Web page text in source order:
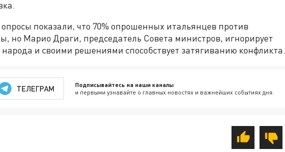
показали, что 70% опрошенных итальянцев против
но Марио Драги, председатель Совета министров, игнорирует
народа и своими решениями способствует затягиванию конфликта.
ТЕЛЕГРАМ Подписывайтесь на наши каналы
и первыми узнавайте о главных новостях и важнейших событиях дня.